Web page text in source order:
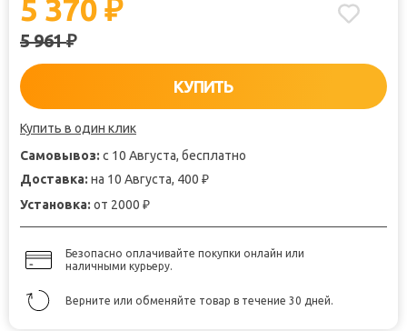
5 370₽
5 961₽
КУПИТЬ
Купить в один клик
Самовывоз: с 10 Августа, бесплатно
Доставка: на 10 Августа, 400 ₽
Установка: от 2000 ₽
Безопасно оплачивайте покупки онлайн или
наличными курьеру.
Верните или обменяйте товар в течение 30 дней.